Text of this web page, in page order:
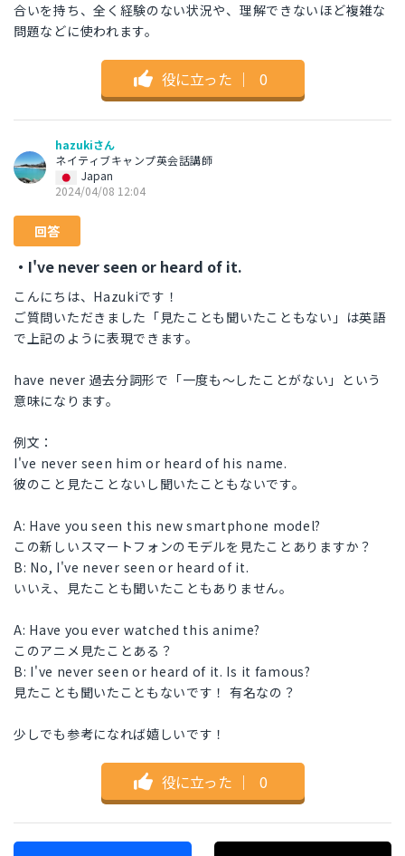
合いを持ち、全く経験のない状況や、理解できないほど複雑な
問題などに使われます。
役に立った ｜ 0
hazukiさん
ネイティブキャンプ英会話講師
Japan
2024/04/08 12:04
回答
・I've never seen or heard of it.
こんにちは、Hazukiです！
ご質問いただきました「見たことも聞いたこともない」は英語
で上記のように表現できます。
have never 過去分詞形で「一度も～したことがない」という
意味になります。
例文：
I've never seen him or heard of his name.
彼のこと見たことないし聞いたこともないです。
A: Have you seen this new smartphone model?
この新しいスマートフォンのモデルを見たことありますか？
B: No, I've never seen or heard of it.
いいえ、見たことも聞いたこともありません。
A: Have you ever watched this anime?
このアニメ見たことある？
B: I've never seen or heard of it. Is it famous?
見たことも聞いたこともないです！ 有名なの？
少しでも参考になれば嬉しいです！
役に立った ｜ 0